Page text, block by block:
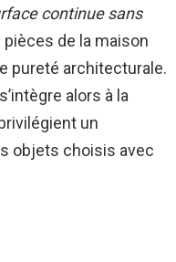
continue sans
de la maison
pureté architecturale.
alors à la
un
objets choisis avec